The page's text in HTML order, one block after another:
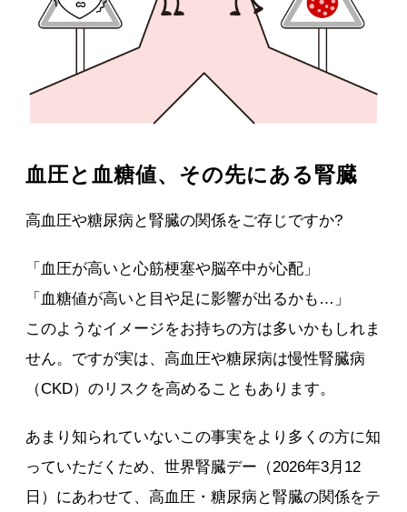
血圧と血糖値、その先にある腎臓
高血圧や糖尿病と腎臓の関係をご存じですか?
「血圧が高いと心筋梗塞や脳卒中が心配」
「血糖値が高いと目や足に影響が出るかも…」
このようなイメージをお持ちの方は多いかもしれま
せん。ですが実は、高血圧や糖尿病は慢性腎臓病
（CKD）のリスクを高めることもあります。
あまり知られていないこの事実をより多くの方に知
っていただくため、世界腎臓デー（2026年3月12
日）にあわせて、高血圧・糖尿病と腎臓の関係をテ